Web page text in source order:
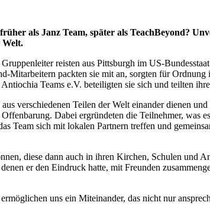
als Janz Team, später als TeachBeyond?
Welt.
reisten aus Pittsburgh im US-
Mitarbeitern packten sie mit an, sorgten für
Teams e.V. beteiligten sie sich und teilten
verschiedenen Teilen der Welt einander dienen
Dabei ergründeten die Teilnehmer, was
Team sich mit lokalen Partnern treffen und
diese dann auch in ihren Kirchen, Schulen und
er den Eindruck hatte, mit Freunden
uns ein Miteinander, das nicht nur